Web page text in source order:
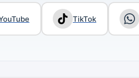
TikTok